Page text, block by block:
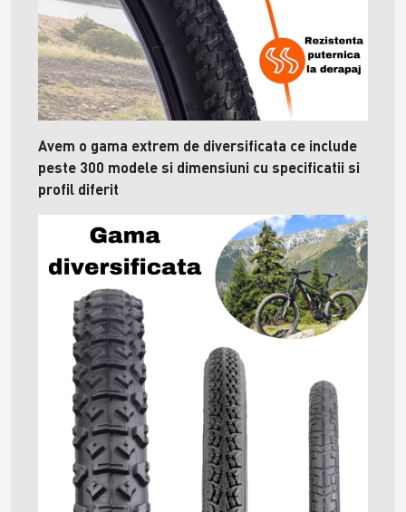
Avem o gama extrem de diversificata ce include
peste 300 modele si dimensiuni cu specificatii si
profil diferit